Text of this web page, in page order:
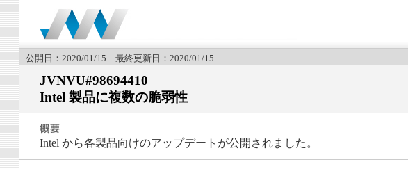
公開日：2020/01/15 最終更新日：2020/01/15
JVNVU#98694410
Intel 製品に複数の脆弱性
Intel から各製品向けのアップデートが公開されました。